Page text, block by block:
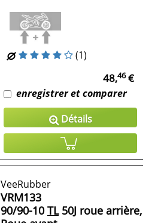
(1)
48,46€
enregistrer et comparer
Détails
VeeRubber
VRM133
90/90-10 TL50J roue arrière,